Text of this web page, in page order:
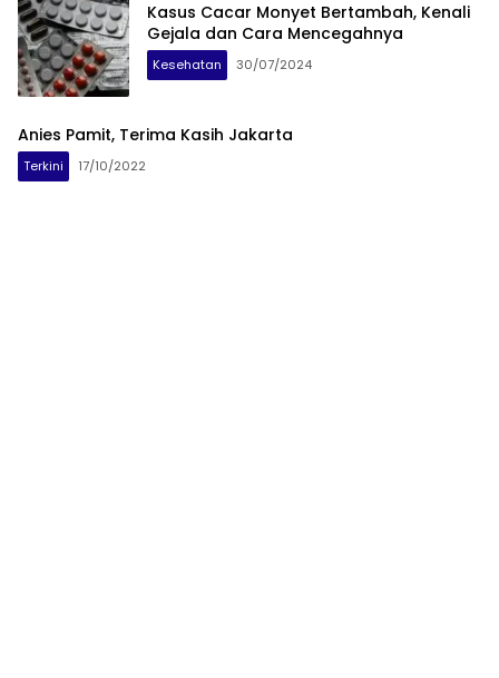
Kasus Cacar Monyet Bertambah, Kenali
Gejala dan Cara Mencegahnya
Kesehatan 30/07/2024
Anies Pamit, Terima Kasih Jakarta
Terkini 17/10/2022